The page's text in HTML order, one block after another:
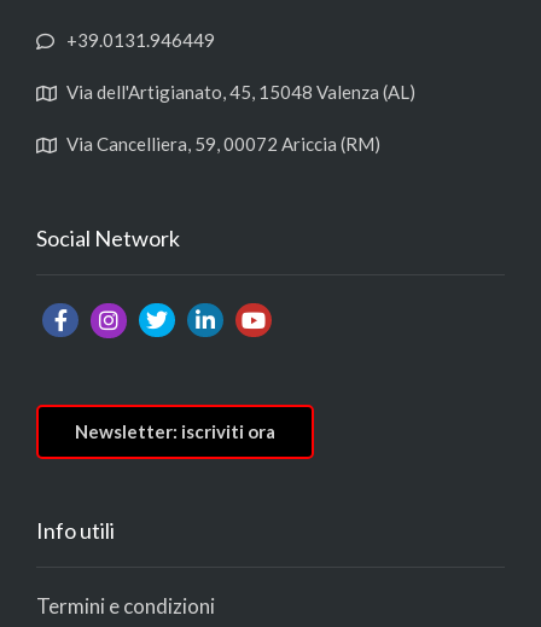
+39.0131.946449
Via dell'Artigianato, 45, 15048 Valenza (AL)
Via Cancelliera, 59, 00072 Ariccia (RM)
Social Network
Newsletter: iscriviti ora
Info utili
Termini e condizioni